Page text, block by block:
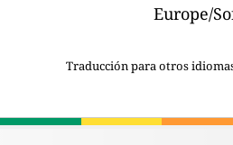
Europe/
Traducción para otros